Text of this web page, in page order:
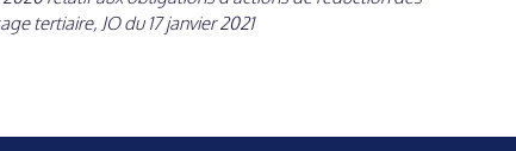
tertiaire, JO du 17 janvier 2021